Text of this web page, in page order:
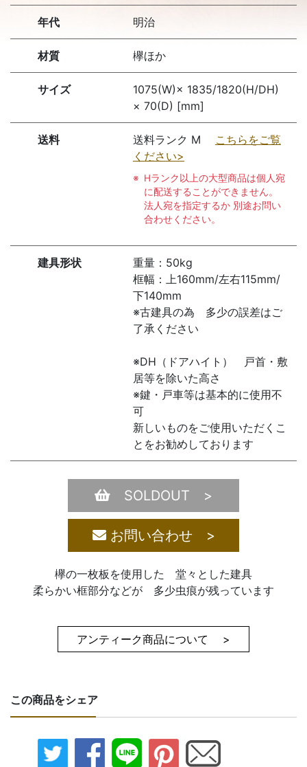
年代 明治
材質 欅ほか
サイズ
1075(W)× 1835/1820(H/DH)
× 70(D) [mm]
送料 送料ランク M こちらをご覧
ください>
Hランク以上の大型商品は個人宛
に配送することができません。
法人宛を指定するか 別途お問い
合わせください。
建具形状
重量：50kg
框幅：上160mm/左右115mm/
下140mm
※古建具の為 多少の誤差はご
了承ください
※DH（ドアハイト） 戸首・敷
居等を除いた高さ
※鍵・戸車等は基本的に使用不
可
新しいものをご使用いただくこ
とをお勧めしております
SOLDOUT >
お問い合わせ >
欅の一枚板を使用した 堂々とした建具
柔らかい框部分などが 多少虫痕が残っています
アンティーク商品について >
この商品をシェア